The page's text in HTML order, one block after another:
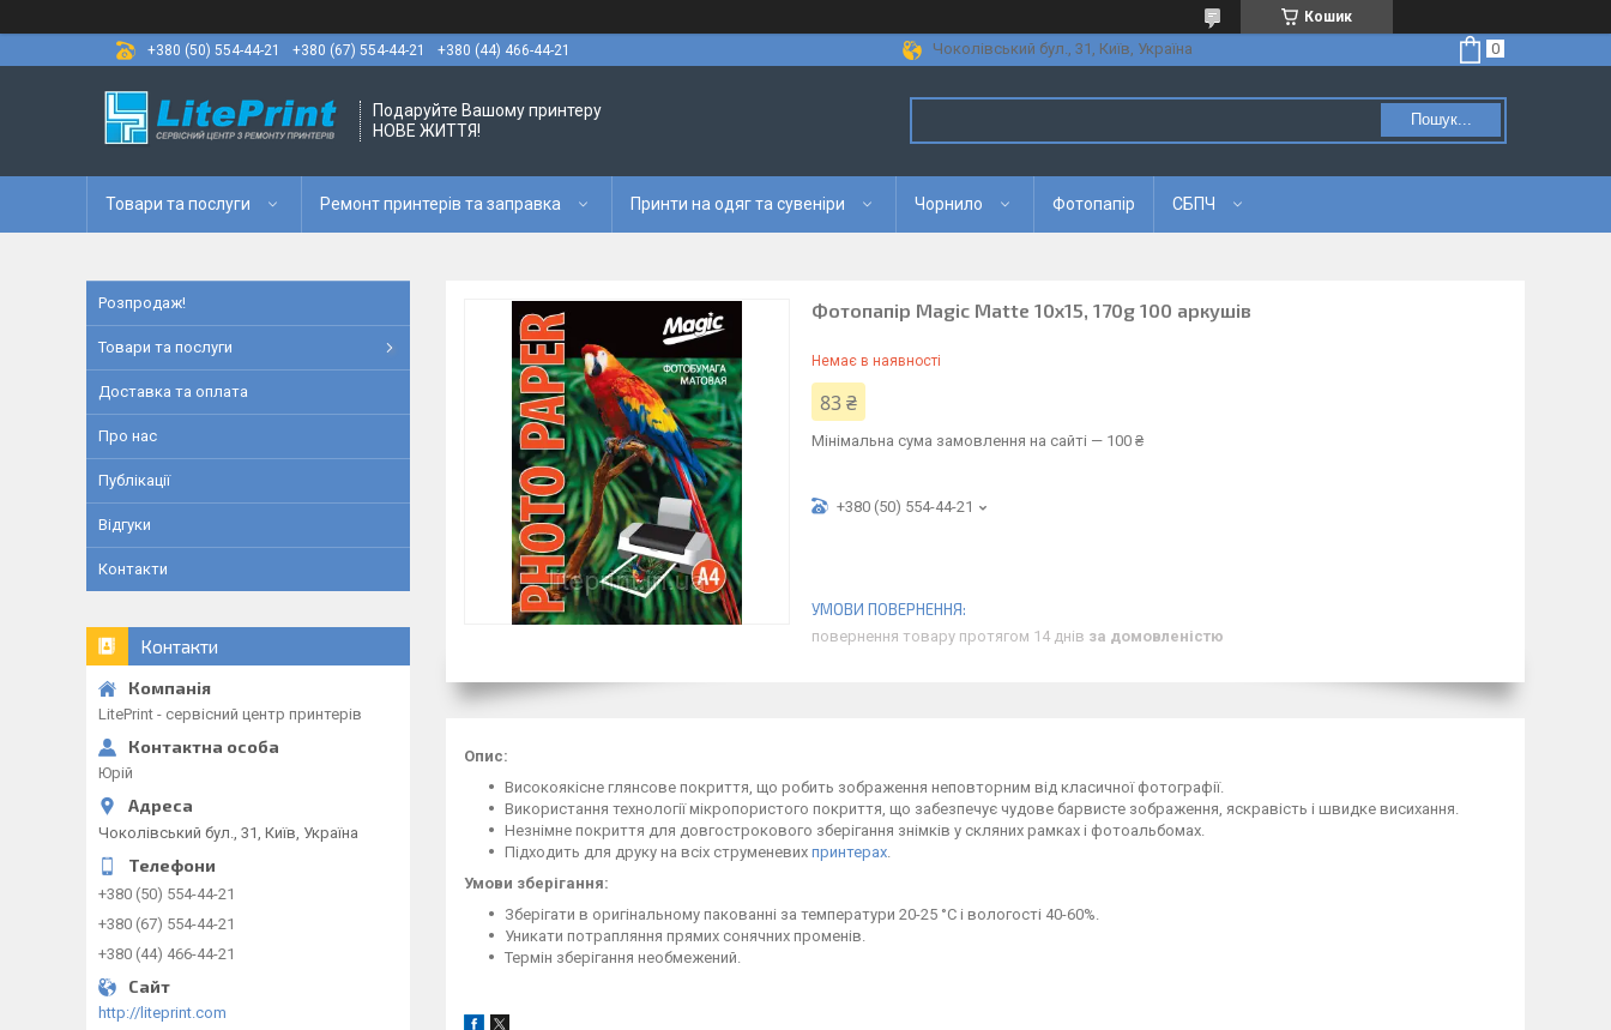
Кошик
+380 (50) 554-44-21
+380 (67) 554-44-21 +380 (44) 466-44-21 Чоколівський бул., 31, Київ, Україна
Подаруйте Вашому принтеру
НОВЕ ЖИТТЯ!
Пошук...
Товари та послуги Ремонт принтерів та заправка Принти на одяг та сувеніри Чорнило Фотопапір СБПЧ
Фотопапір Magic Matte 10x15, 170g 100 аркушів
Немає в наявності
83 ₴
Мінімальна сума замовлення на сайті — 100 ₴
+380 (50) 554-44-21
повернення товару протягом 14 днів за домовленістю
Опис:
Високоякісне глянсове покриття, що робить зображення неповторним від класичної фотографії.
Використання технології мікропористого покриття, що забезпечує чудове барвисте зображення, яскравість і швидке висихання.
Незнімне покриття для довгострокового зберігання знімків у скляних рамках і фотоальбомах.
Підходить для друку на всіх струменевих принтерах
Умови зберігання:
Зберігати в оригінальному пакованні за температури 20-25 °C і вологості 40-60%.
Уникати потрапляння прямих сонячних променів.
Термін зберігання необмежений.
Розпродаж!
Товари та послуги
Доставка та оплата
Про нас
Публікації
Відгуки
Контакти
Контакти
LitePrint - сервісний центр принтерів
Юрій
Чоколівський бул., 31, Київ, Україна
+380 (50) 554-44-21
+380 (67) 554-44-21
+380 (44) 466-44-21
http://liteprint.com